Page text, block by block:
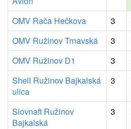
OMV Rača Hečkova 3
OMV Ružinov Trnavská
3
OMV Ružinov D1
3
Shell Ružinov Bajkalská
ulica
3
Slovnaft Ružinov
Bajkalská
3